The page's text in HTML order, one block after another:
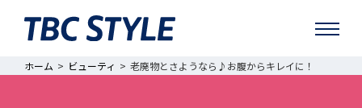
ホーム ビューティ 老廃物とさようなら♪お腹からキレイに！